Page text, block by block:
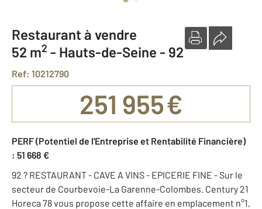
Restaurant à vendre
52 m2 - Hauts-de-Seine - 92
Ref: 10212790
251 955 €
PERF (Potentiel de l'Entreprise et Rentabilité Financière)
: 51 668 €
92 ? RESTAURANT - CAVE A VINS - EPICERIE FINE - Sur le
secteur de Courbevoie-La Garenne-Colombes. Century 21
Horeca 78 vous propose cette affaire en emplacement n°1,